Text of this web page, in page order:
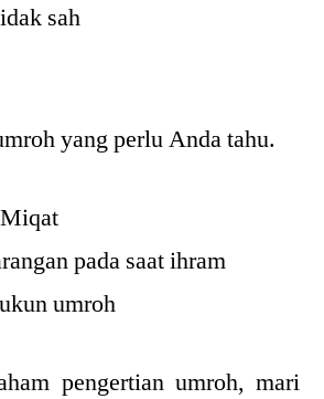
sah
yang perlu Anda tahu.
pada saat ihram
umroh
pengertian umroh, mari